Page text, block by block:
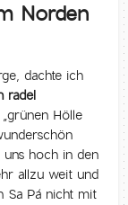
Norden
dachte ich
radel
Hölle
uns hoch in den
allzu weit und
Sa Pá nicht mit